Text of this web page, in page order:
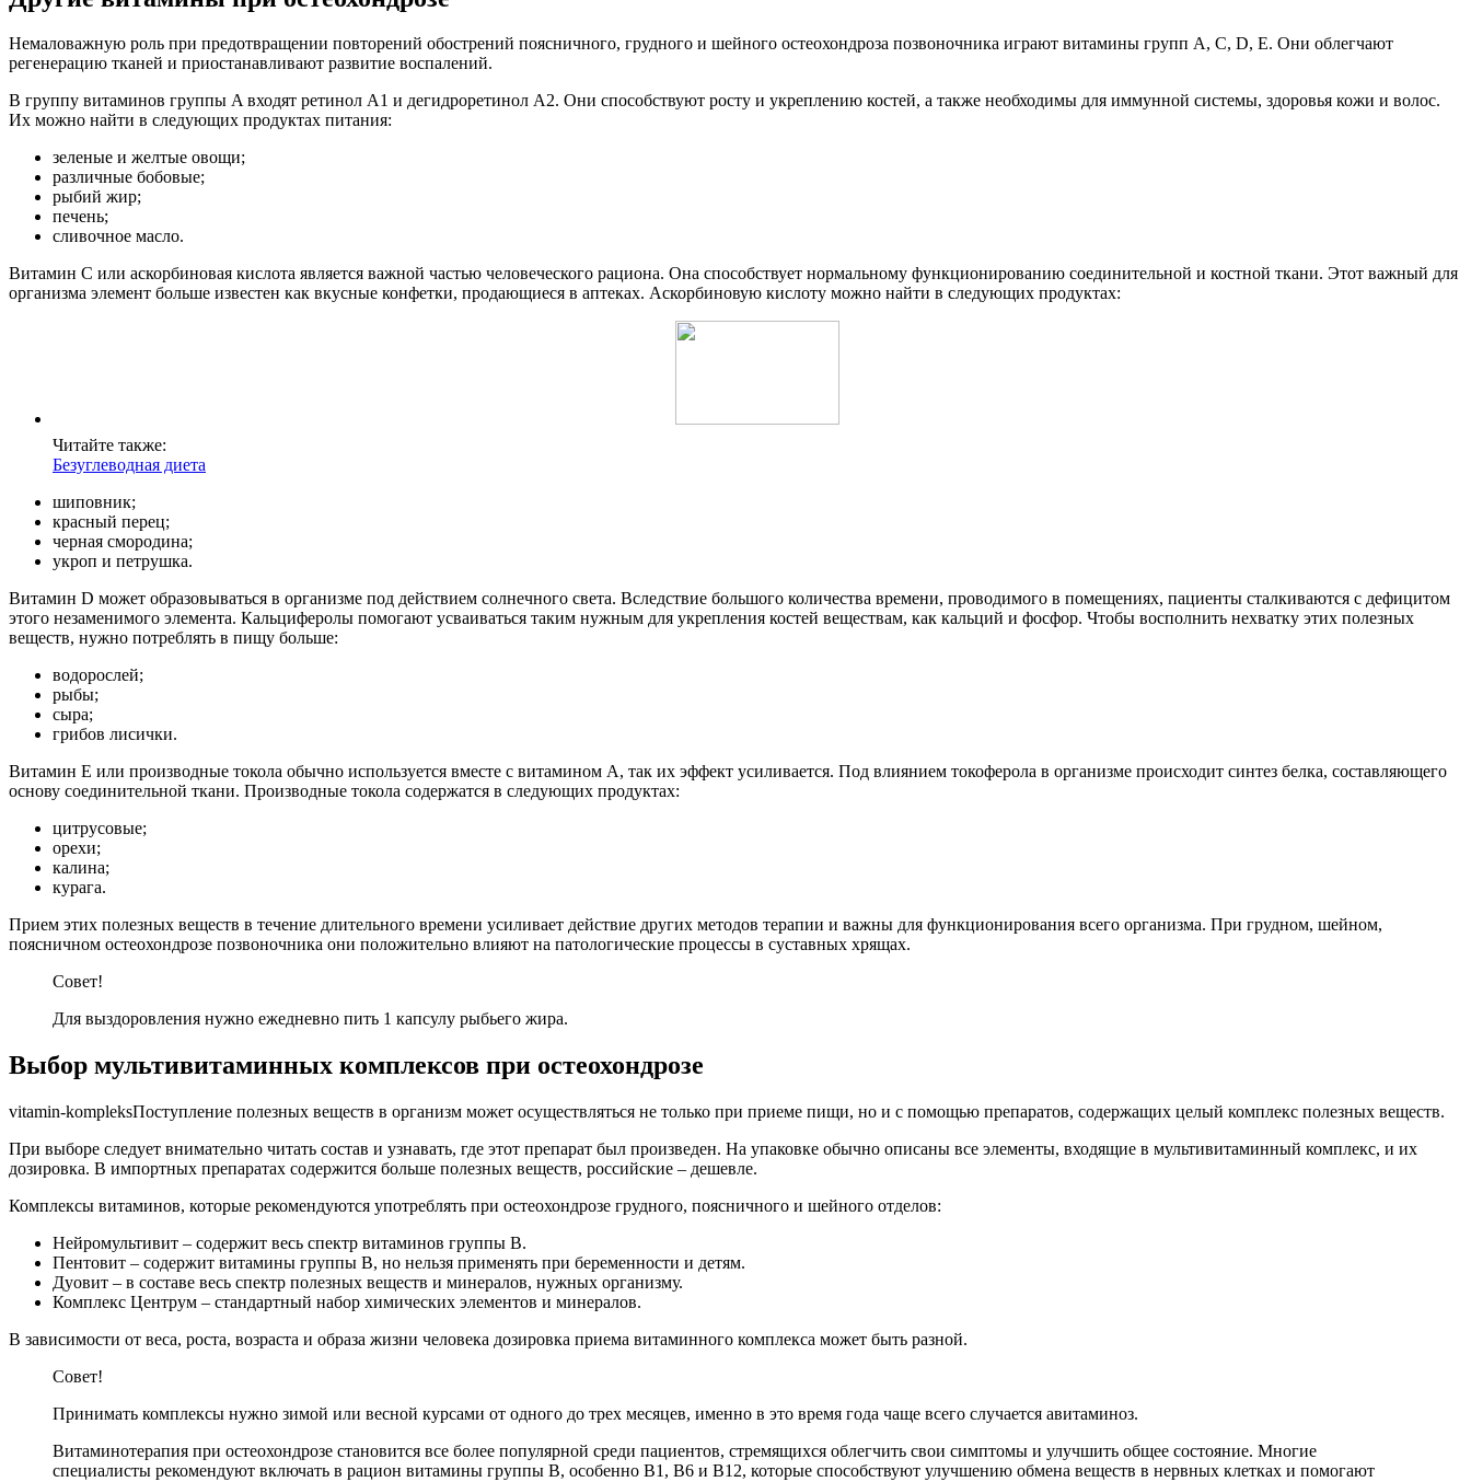
Немаловажную роль при предотвращении повторений обострений поясничного, грудного и шейного остеохондроза позвоночника играют витамины групп A, C, D, E. Они облегчают
регенерацию тканей и приостанавливают развитие воспалений.
В группу витаминов группы A входят ретинол A1 и дегидроретинол A2. Они способствуют росту и укреплению костей, а также необходимы для иммунной системы, здоровья кожи и волос.
Их можно найти в следующих продуктах питания:
зеленые и желтые овощи;
различные бобовые;
рыбий жир;
печень;
сливочное масло.
Витамин C или аскорбиновая кислота является важной частью человеческого рациона. Она способствует нормальному функционированию соединительной и костной ткани. Этот важный для
организма элемент больше известен как вкусные конфетки, продающиеся в аптеках. Аскорбиновую кислоту можно найти в следующих продуктах:
Читайте также:
Безуглеводная диета
шиповник;
красный перец;
черная смородина;
укроп и петрушка.
Витамин D может образовываться в организме под действием солнечного света. Вследствие большого количества времени, проводимого в помещениях, пациенты сталкиваются с дефицитом
этого незаменимого элемента. Кальциферолы помогают усваиваться таким нужным для укрепления костей веществам, как кальций и фосфор. Чтобы восполнить нехватку этих полезных
веществ, нужно потреблять в пищу больше:
водорослей;
рыбы;
сыра;
грибов лисички.
Витамин E или производные токола обычно используется вместе с витамином A, так их эффект усиливается. Под влиянием токоферола в организме происходит синтез белка, составляющего
основу соединительной ткани. Производные токола содержатся в следующих продуктах:
цитрусовые;
орехи;
калина;
курага.
Прием этих полезных веществ в течение длительного времени усиливает действие других методов терапии и важны для функционирования всего организма. При грудном, шейном,
поясничном остеохондрозе позвоночника они положительно влияют на патологические процессы в суставных хрящах.
Совет!
Для выздоровления нужно ежедневно пить 1 капсулу рыбьего жира.
Выбор мультивитаминных комплексов при остеохондрозе
vitamin-kompleksПоступление полезных веществ в организм может осуществляться не только при приеме пищи, но и с помощью препаратов, содержащих целый комплекс полезных веществ.
При выборе следует внимательно читать состав и узнавать, где этот препарат был произведен. На упаковке обычно описаны все элементы, входящие в мультивитаминный комплекс, и их
дозировка. В импортных препаратах содержится больше полезных веществ, российские – дешевле.
Комплексы витаминов, которые рекомендуются употреблять при остеохондрозе грудного, поясничного и шейного отделов:
Нейромультивит – содержит весь спектр витаминов группы B.
Пентовит – содержит витамины группы B, но нельзя применять при беременности и детям.
Дуовит – в составе весь спектр полезных веществ и минералов, нужных организму.
Комплекс Центрум – стандартный набор химических элементов и минералов.
В зависимости от веса, роста, возраста и образа жизни человека дозировка приема витаминного комплекса может быть разной.
Совет!
Принимать комплексы нужно зимой или весной курсами от одного до трех месяцев, именно в это время года чаще всего случается авитаминоз.
Витаминотерапия при остеохондрозе становится все более популярной среди пациентов, стремящихся облегчить свои симптомы и улучшить общее состояние. Многие
специалисты рекомендуют включать в рацион витамины группы B, особенно B1, B6 и B12, которые способствуют улучшению обмена веществ в нервных клетках и помогают